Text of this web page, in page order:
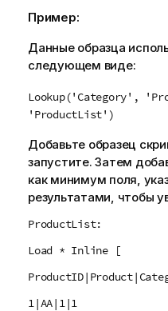
ц
и
и
Пример:
Данные образца
следующем виде:
Lookup('Category',
'ProductList')
Добавьте образец
запустите. Затем
как минимум поля,
результатами, чтобы
ProductList:
Load * Inline [
1|AA|1|1